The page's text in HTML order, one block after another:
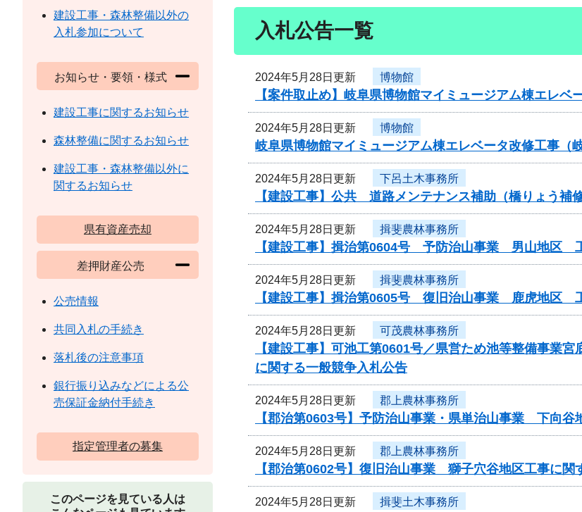
入札公告一覧
2024年5月28日更新 博物館
【案件取止め】岐阜県博物館マイミュージアム棟エレ
2024年5月28日更新 博物館
岐阜県博物館マイミュージアム棟エレベータ改修工事（
2024年5月28日更新 下呂土木事務所
【建設工事】公共 道路メンテナンス補助（橋りょう
2024年5月28日更新 揖斐農林事務所
【建設工事】揖治第0604号 予防治山事業 男山地区
2024年5月28日更新 揖斐農林事務所
【建設工事】揖治第0605号 復旧治山事業 鹿虎地区
2024年5月28日更新 可茂農林事務所
【建設工事】可池工第0601号／県営ため池等整備事業
に関する一般競争入札公告
2024年5月28日更新 郡上農林事務所
【郡治第0603号】予防治山事業・県単治山事業 下向谷
2024年5月28日更新 郡上農林事務所
【郡治第0602号】復旧治山事業 獅子穴谷地区工事に関
2024年5月28日更新 揖斐土木事務所
建設工事・森林整備以外の
入札参加について
お知らせ・要領・様式
建設工事に関するお知らせ
森林整備に関するお知らせ
建設工事・森林整備以外に
関するお知らせ
県有資産売却
差押財産公売
公売情報
共同入札の手続き
落札後の注意事項
銀行振り込みなどによる公
売保証金納付手続き
指定管理者の募集
このページを見ている人は